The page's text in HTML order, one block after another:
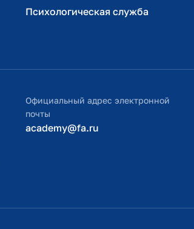
Психологическая служба
Официальный адрес электронной
почты
academy@fa.ru